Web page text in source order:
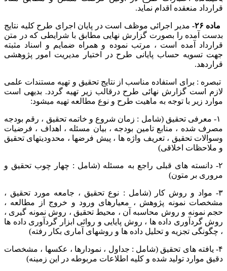
قرارداد منعقده اقدام نماید.
ماده ۲۶-
مدیر اجرائی موظف است در پایان اجرای طرح کلیه نتایج
بدست آمده را بصورت گزارش نهایی مطابق با شرایطی که در متن
قرارداد آمده است ، مرتب نموده و همراه ضمایم و اسناد مثبته
جهت تسویه حساب پایانی طرح در اختیار مدیریت امور پژوهشی
قراردهد.
تبصره : برای استفاده مناسب از نتایج تحقیق و تهیه مستندات علمی
لازم است گزارش نهائی طرح درقالب زیر تهیه گردد. بدیهی است
موارد زیر با توجه به ماهیت طرح و نوع مطالعه تهیه میشود:
۱- معرفی تحقیق (شامل : زمان شروع و خاتمه تحقیق ، رقم بودجه
مصرف شده ، منابع تامین بودجه ، بیان مسئله ، اهداف ، فرضیات
وسوالات تحقیق ، تعریف واژه ها ، پیش فرضها ، محدودیتهای تحقیق
و ملاحظات اخلاقی)
۲- دانسته های قبلی راجع به مسئله (شامل : چهار چوب تحقیق و
مروری بر متون)
۳- مواد و روش کار (شامل : نوع تحقیق ، جامعه مورد تحقیق ،
مشخصات نمونه پژوهش ، معیارهای ورود و خروج از مطالعه ،
حجم نمونه و روش محاسبه آن ، محیط تحقیق ، روش نمونه گیری ،
روش گردآوری داده ها ، روش پایایی و روائی ابزار گردآوری داده ها
، چگونگی تجزیه و تحلیل داده ها و روشهای آماری بکار رفته)
۴- یافته های تحقیق (شامل : جداول ، نمودارها ، عکسها ، مشخصات
دقیق موارد تولید شده و کلیه اطلاعات مربوطه در این زمینه)